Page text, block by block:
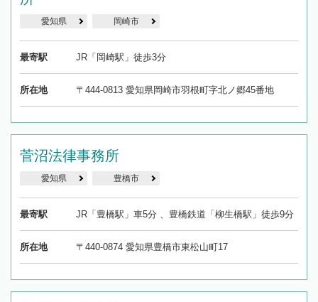
愛知県 岡崎市
最寄駅 JR「岡崎駅」徒歩3分
所在地 〒444-0813 愛知県岡崎市羽根町字北ノ郷45番地
菅沼法律事務所
愛知県 豊橋市
最寄駅 JR「豊橋駅」車5分 、豊橋鉄道「柳生橋駅」徒歩9分
所在地 〒440-0874 愛知県豊橋市東松山町17